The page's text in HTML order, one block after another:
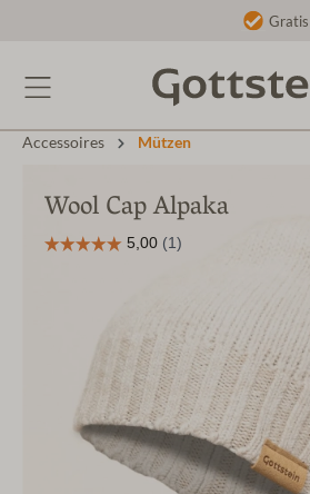
Gratis Lieferung ab 40 €
Accessoires Mützen
Wool Cap Alpaka